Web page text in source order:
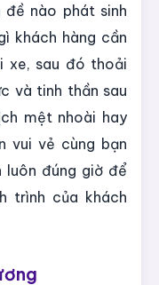
nào phát sinh
khách hàng cần
xe, sau đó thoải
và tinh thần sau
mệt nhoài hay
vui vẻ cùng bạn
luôn đúng giờ để
trình của khách